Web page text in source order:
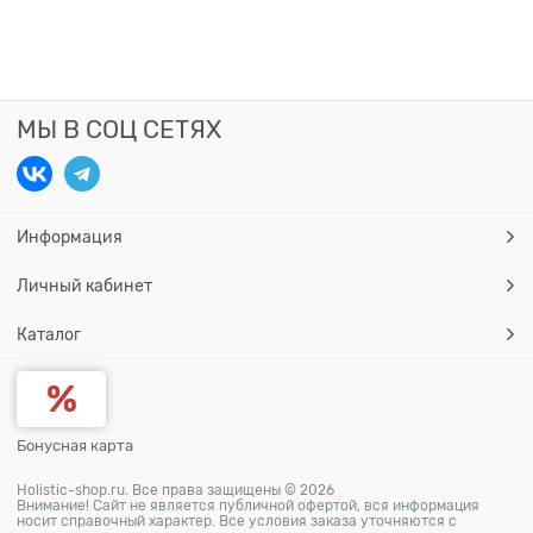
МЫ В СОЦ СЕТЯХ
Информация
Личный кабинет
Каталог
Бонусная карта
Holistic-shop.ru. Все права защищены © 2026
Внимание! Сайт не является публичной офертой, вся информация
носит справочный характер. Все условия заказа уточняются с